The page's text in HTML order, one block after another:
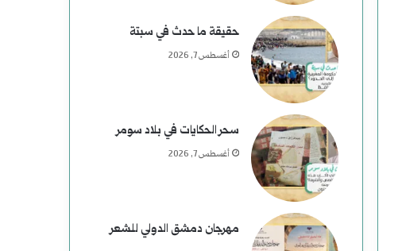
حقيقة ما حدث في سبتة
أغسطس 7, 2026
سحر الحكايات في بلاد سومر
أغسطس 7, 2026
مهرجان دمشق الدولي للشعر